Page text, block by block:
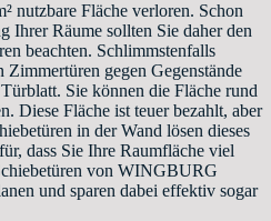
nutzbare Fläche verloren. Schon
Ihrer Räume sollten Sie daher den
beachten. Schlimmstenfalls
gegen Gegenstände
Sie können die Fläche rund
Diese Fläche ist teuer bezahlt, aber
in der Wand lösen dieses
dass Sie Ihre Raumfläche viel
von WINGBURG
und sparen dabei effektiv sogar